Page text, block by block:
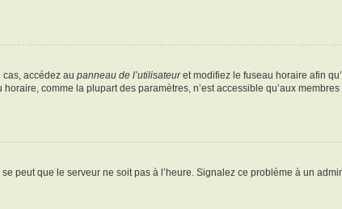
accédez au panneau de l’utilisateuret modifiez le fuseau horaire afin
comme la plupart des paramètres, n’est accessible qu’aux
peut que le serveur ne soit pas à l’heure. Signalez ce problème à un